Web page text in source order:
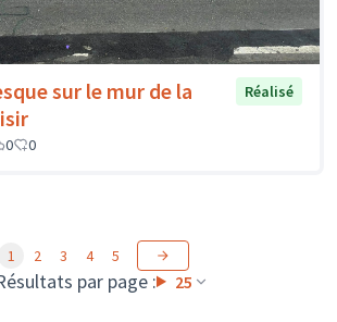
sur le mur de la
Réalisé
0 0
par page : 25
1 2 3 4 5